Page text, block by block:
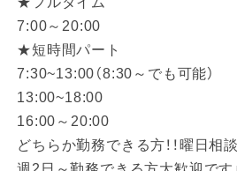
7:00～20:00
★短時間パート
7:30~13:00（8:30～でも可能）
13:00~18:00
16:00～20:00
どちらか勤務できる方！！曜日相談